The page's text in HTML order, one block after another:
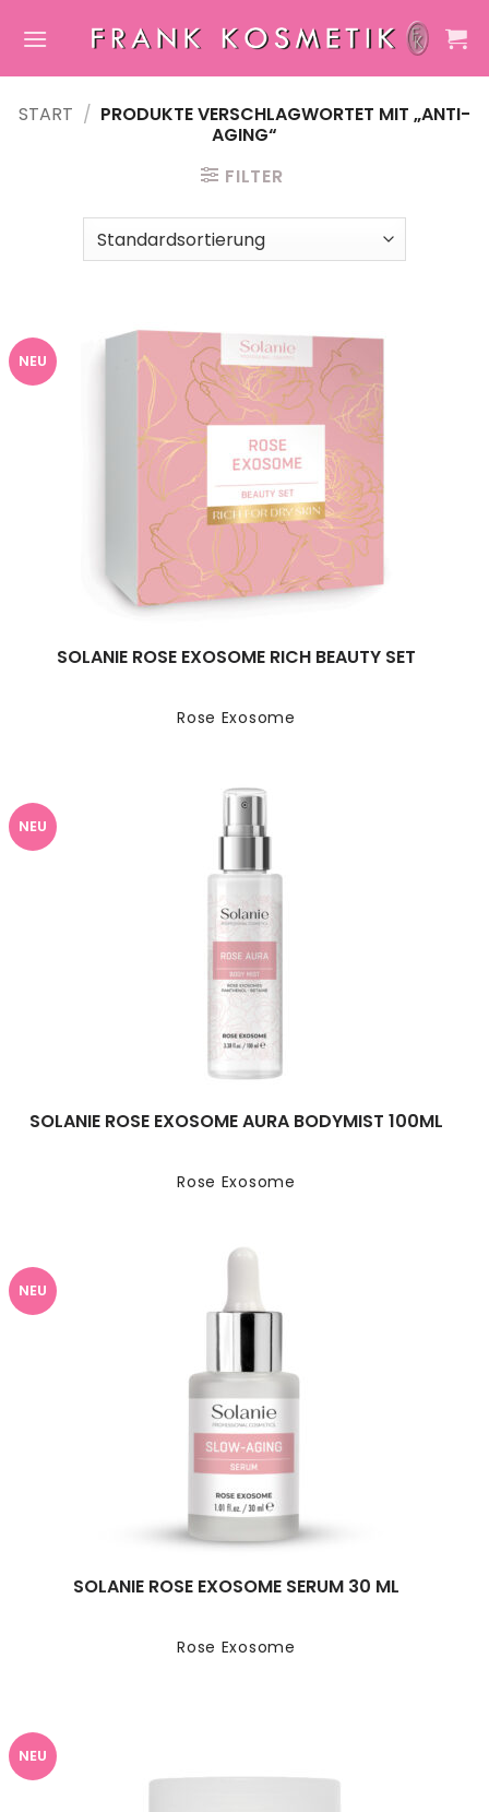
Inhalt
START / PRODUKTE VERSCHLAGWORTET MIT „ANTI-
AGING“
FILTER
NEU
Rose Exosome
SOLANIE ROSE EXOSOME RICH BEAUTY SET
NEU
Rose Exosome
SOLANIE ROSE EXOSOME AURA BODYMIST 100ML
NEU
Rose Exosome
SOLANIE ROSE EXOSOME SERUM 30 ML
NEU